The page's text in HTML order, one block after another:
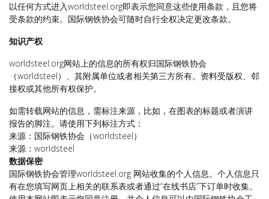
以任何方式进入worldsteel.org即表示您同意这些使用条款，且您将
受条款的约束。国际钢铁协会可随时自行全权决定更改条款。
知识产权
worldsteel.org网站上的信息的所有权归国际钢铁协会
（worldsteel）、其附属单位或者相关第三方所有。资料受版权、邻
接权或其他所有权保护。
如需转载网站的信息，需标注来源，比如，在图表的标题或者演讲
报告的脚注。请使用下列标注方式：
来源：国际钢铁协会（worldsteel）
来源：worldsteel
数据保密
国际钢铁协会管理worldsteel.org 网站收集的个人信息。个人信息只
有在您填写网页上相关的联系表或者通过“在线书店”下订单时收集。